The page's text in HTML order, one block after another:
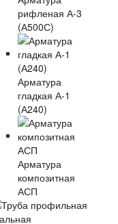
рифленая А-3
(А500С)
Арматура
гладкая А-1
(А240)
Арматура
композитная
АСП